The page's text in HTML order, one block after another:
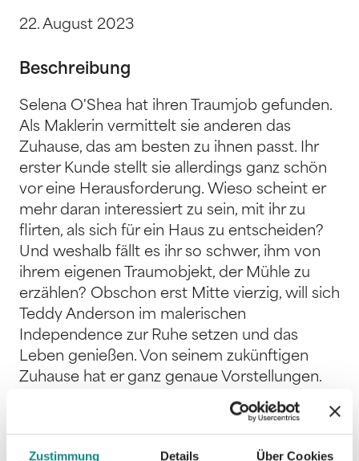
Zustimmung Details Über Cookies
22. August 2023
Beschreibung
Selena O'Shea hat ihren Traumjob gefunden.
Als Maklerin vermittelt sie anderen das
Zuhause, das am besten zu ihnen passt. Ihr
erster Kunde stellt sie allerdings ganz schön
vor eine Herausforderung. Wieso scheint er
mehr daran interessiert zu sein, mit ihr zu
flirten, als sich für ein Haus zu entscheiden?
Und weshalb fällt es ihr so schwer, ihm von
ihrem eigenen Traumobjekt, der Mühle zu
erzählen? Obschon erst Mitte vierzig, will sich
Teddy Anderson im malerischen
Independence zur Ruhe setzen und das
Leben genießen. Von seinem zukünftigen
Zuhause hat er ganz genaue Vorstellungen.
Ein Kinderspiel also, sein Traumobjekt zu
finden. Dachte er zumindest. Bis er der